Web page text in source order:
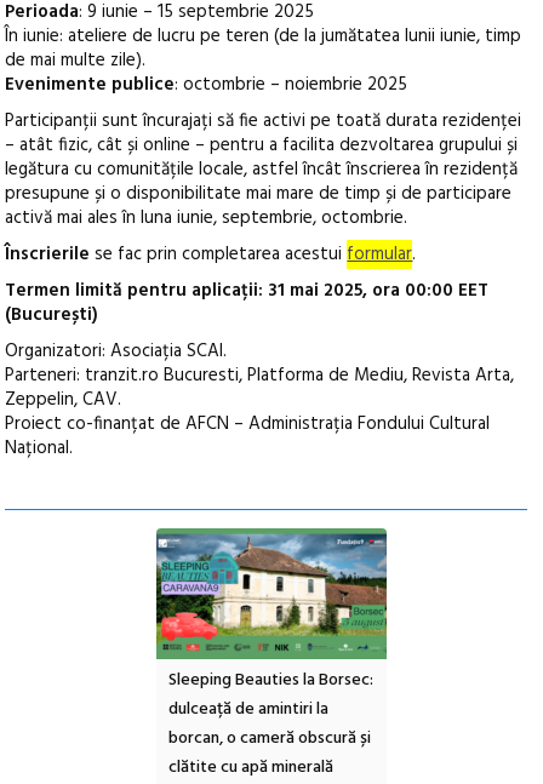
Perioada: 9 iunie – 15 septembrie 2025
În iunie: ateliere de lucru pe teren (de la jumătatea lunii iunie, timp
de mai multe zile).
Evenimente publice: octombrie – noiembrie 2025
Participanții sunt încurajați să fie activi pe toată durata rezidenței
– atât fizic, cât și online – pentru a facilita dezvoltarea grupului și
legătura cu comunitățile locale, astfel încât înscrierea în rezidență
presupune și o disponibilitate mai mare de timp și de participare
activă mai ales în luna iunie, septembrie, octombrie.
Înscrierile se fac prin completarea acestuiformular.
Termen limită pentru aplicații: 31 mai 2025, ora 00:00 EET
(București)
Organizatori: Asociația SCAI.
Parteneri: tranzit.ro Bucuresti, Platforma de Mediu, Revista Arta,
Zeppelin, CAV.
Proiect co-finanțat de AFCN – Administrația Fondului Cultural
Național.
Sleeping Beauties la Borsec:
dulceață de amintiri la
borcan, o cameră obscură și
clătite cu apă minerală